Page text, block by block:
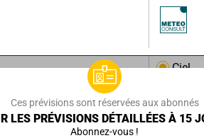
Rafales à18 km/h
temps peu nuageux.
Ciel
Ces prévisions sont réservées aux abonnés
LES PRÉVISIONS DÉTAILLÉES À 15
Abonnez-vous !